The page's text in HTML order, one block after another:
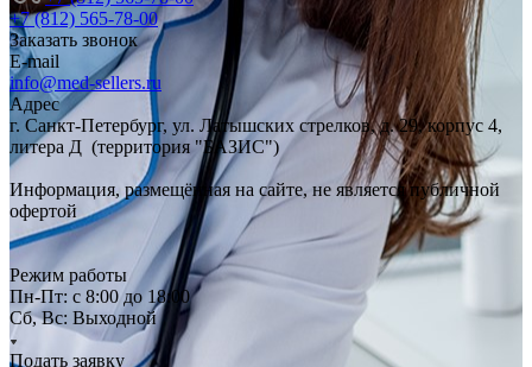
+7 (812) 565-78-00
Заказать звонок
E-mail
info@med-sellers.ru
Адрес
г. Санкт-Петербург, ул. Латышских стрелков, д. 29, корпус 4,
литера Д (территория "БАЗИС")
Информация, размещённая на сайте, не является публичной
офертой
Режим работы
Пн-Пт: с 8:00 до 18:00
Сб, Вс: Выходной
Подать заявку